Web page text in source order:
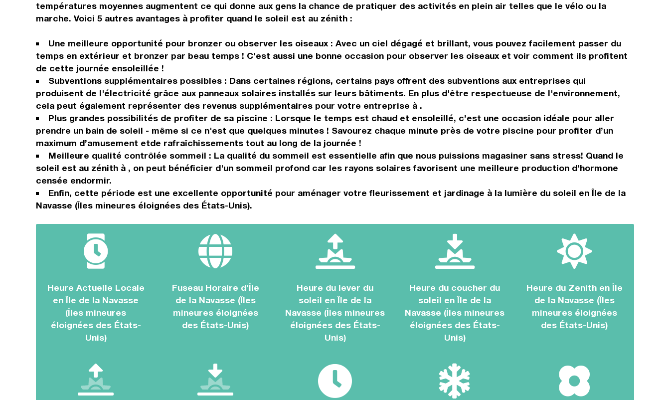
températures moyennes augmentent ce qui donne aux gens la chance de pratiquer des activités en plein air telles que le vélo ou la
marche. Voici 5 autres avantages à profiter quand le soleil est au zénith :
Une meilleure opportunité pour bronzer ou observer les oiseaux : Avec un ciel dégagé et brillant, vous pouvez facilement passer du
temps en extérieur et bronzer par beau temps ! C'est aussi une bonne occasion pour observer les oiseaux et voir comment ils profitent
de cette journée ensoleillée !
Subventions supplémentaires possibles : Dans certaines régions, certains pays offrent des subventions aux entreprises qui
produisent de l'électricité grâce aux panneaux solaires installés sur leurs bâtiments. En plus d'être respectueuse de l'environnement,
cela peut également représenter des revenus supplémentaires pour votre entreprise à .
Plus grandes possibilités de profiter de sa piscine : Lorsque le temps est chaud et ensoleillé, c’est une occasion idéale pour aller
prendre un bain de soleil - même si ce n'est que quelques minutes ! Savourez chaque minute près de votre piscine pour profiter d’un
maximum d’amusement etde rafraîchissements tout au long de la journée !
Meilleure qualité contrôlée sommeil : La qualité du sommeil est essentielle afin que nous puissions magasiner sans stress! Quand le
soleil est au zénith à , on peut bénéficier d'un sommeil profond car les rayons solaires favorisent une meilleure production d'hormone
censée endormir.
Enfin, cette période est une excellente opportunité pour aménager votre fleurissement et jardinage à la lumière du soleil en Île de la
Navasse (Îles mineures éloignées des États-Unis).
Heure Actuelle Locale
en Île de la Navasse
(Îles mineures
éloignées des États-
Unis)
Fuseau Horaire d'Île
de la Navasse (Îles
mineures éloignées
des États-Unis)
Heure du lever du
soleil en Île de la
Navasse (Îles mineures
éloignées des États-
Unis)
Heure du coucher du
soleil en Île de la
Navasse (Îles mineures
éloignées des États-
Unis)
Heure du Zenith en Île
de la Navasse (Îles
mineures éloignées
des États-Unis)